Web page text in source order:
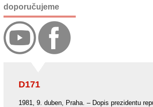
D171
1981, 9. duben, Praha. – Dopis prezidentu
doporučujeme